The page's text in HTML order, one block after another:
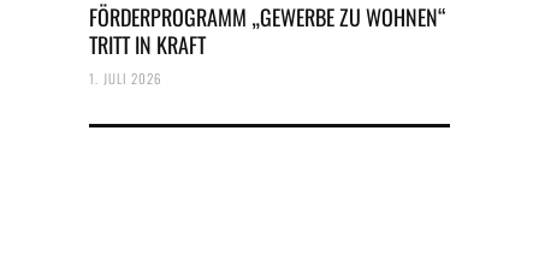
FÖRDERPROGRAMM „GEWERBE ZU WOHNEN“
TRITT IN KRAFT
1. JULI 2026